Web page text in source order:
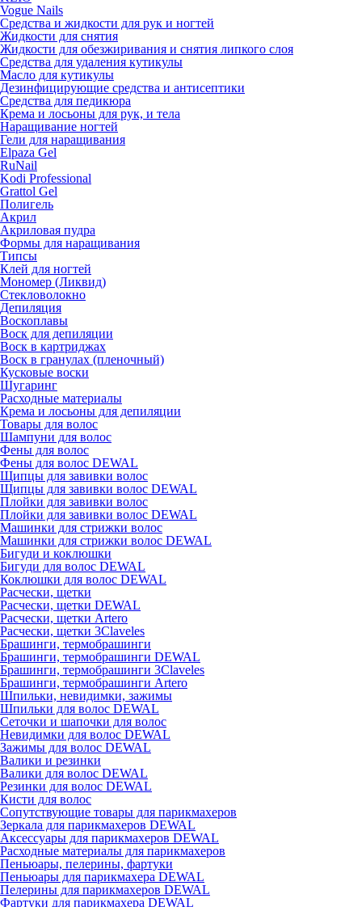
Vogue Nails
Средства и жидкости для рук и ногтей
Жидкости для снятия
Жидкости для обезжиривания и снятия липкого слоя
Средства для удаления кутикулы
Масло для кутикулы
Дезинфицирующие средства и антисептики
Средства для педикюра
Крема и лосьоны для рук, и тела
Наращивание ногтей
Гели для наращивания
Elpaza Gel
RuNail
Kodi Professional
Grattol Gel
Полигель
Акрил
Акриловая пудра
Формы для наращивания
Типсы
Клей для ногтей
Мономер (Ликвид)
Стекловолокно
Депиляция
Воскоплавы
Воск для депиляции
Воск в картриджах
Воск в гранулах (пленочный)
Кусковые воски
Шугаринг
Расходные материалы
Крема и лосьоны для депиляции
Товары для волос
Шампуни для волос
Фены для волос
Фены для волос DEWAL
Щипцы для завивки волос
Щипцы для завивки волос DEWAL
Плойки для завивки волос
Плойки для завивки волос DEWAL
Машинки для стрижки волос
Машинки для стрижки волос DEWAL
Бигуди и коклюшки
Бигуди для волос DEWAL
Коклюшки для волос DEWAL
Расчески, щетки
Расчески, щетки DEWAL
Расчески, щетки Artero
Расчески, щетки 3Claveles
Брашинги, термобрашинги
Брашинги, термобрашинги DEWAL
Брашинги, термобрашинги 3Claveles
Брашинги, термобрашинги Artero
Шпильки, невидимки, зажимы
Шпильки для волос DEWAL
Сеточки и шапочки для волос
Невидимки для волос DEWAL
Зажимы для волос DEWAL
Валики и резинки
Валики для волос DEWAL
Резинки для волос DEWAL
Кисти для волос
Сопутствующие товары для парикмахеров
Зеркала для парикмахеров DEWAL
Аксессуары для парикмахеров DEWAL
Расходные материалы для парикмахеров
Пеньюары, пелерины, фартуки
Пеньюары для парикмахера DEWAL
Пелерины для парикмахеров DEWAL
Фартуки для парикмахера DEWAL